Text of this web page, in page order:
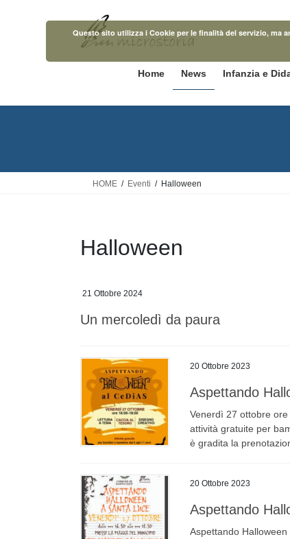
Home News Infanzia e
HOME Eventi Halloween
Halloween
21 Ottobre 2024
Un mercoledì da paura
20 Ottobre 2023
Aspettando
Venerdì 27 ottobre
attività gratuite per
è gradita la
20 Ottobre 2023
Aspettando
Aspettando
Questo sito utilizza i Cookie per le finalità del servizio, ma